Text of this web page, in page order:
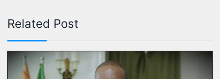
Related Post